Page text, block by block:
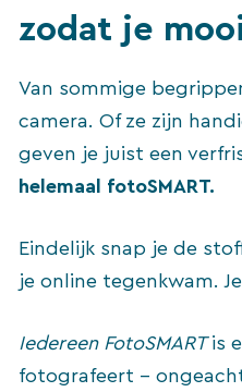
zodat je
Van sommige
camera. Of ze zijn
geven je juist een
helemaal fotoSMART.
Eindelijk snap je de
je online tegenkwam.
Iedereen FotoSMARTis
fotografeert –